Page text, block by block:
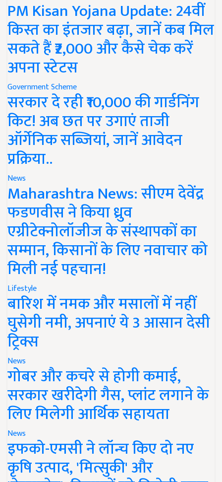
PM Kisan Yojana Update: 24वीं
किस्त का इंतजार बढ़ा, जानें कब मिल
सकते हैं ₹2,000 और कैसे चेक करें
अपना स्टेटस
Government Scheme
सरकार दे रही ₹10,000 की गार्डनिंग
किट! अब छत पर उगाएं ताजी
ऑर्गेनिक सब्जियां, जानें आवेदन
प्रक्रिया..
News
Maharashtra News: सीएम देवेंद्र
फडणवीस ने किया ध्रुव
एग्रीटेक्नोलॉजीज के संस्थापकों का
सम्मान, किसानों के लिए नवाचार को
मिली नई पहचान!
Lifestyle
बारिश में नमक और मसालों में नहीं
घुसेगी नमी, अपनाएं ये 3 आसान देसी
ट्रिक्स
News
गोबर और कचरे से होगी कमाई,
सरकार खरीदेगी गैस, प्लांट लगाने के
लिए मिलेगी आर्थिक सहायता
News
इफको-एमसी ने लॉन्च किए दो नए
कृषि उत्पाद, 'मित्सुकी' और